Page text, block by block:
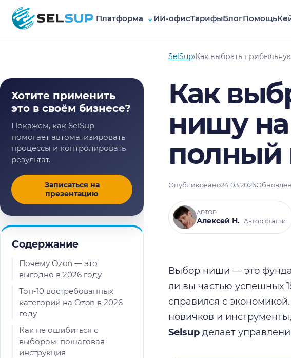
SelSup Платформа ⌄ ИИ-офисТарифыБлогПомощь
SelSup›Как выбрать
Как
нишу на
полный
Опубликовано24.03.2026
АВТОР
Алексей Н. Автор статьи
Содержание
Почему Ozon — это
выгодно в 2026 году
Топ-10 востребованных
категорий на Ozon в 2026
году
Как не ошибиться с
выбором: пошаговая
инструкция
Хотите применить
это в своём бизнесе?
Покажем, как SelSup
помогает автоматизировать
процессы и контролировать
результат.
Записаться на
презентацию
Выбор ниши — это
ли вы частью успешных
справился с
новичков и
Selsup делает